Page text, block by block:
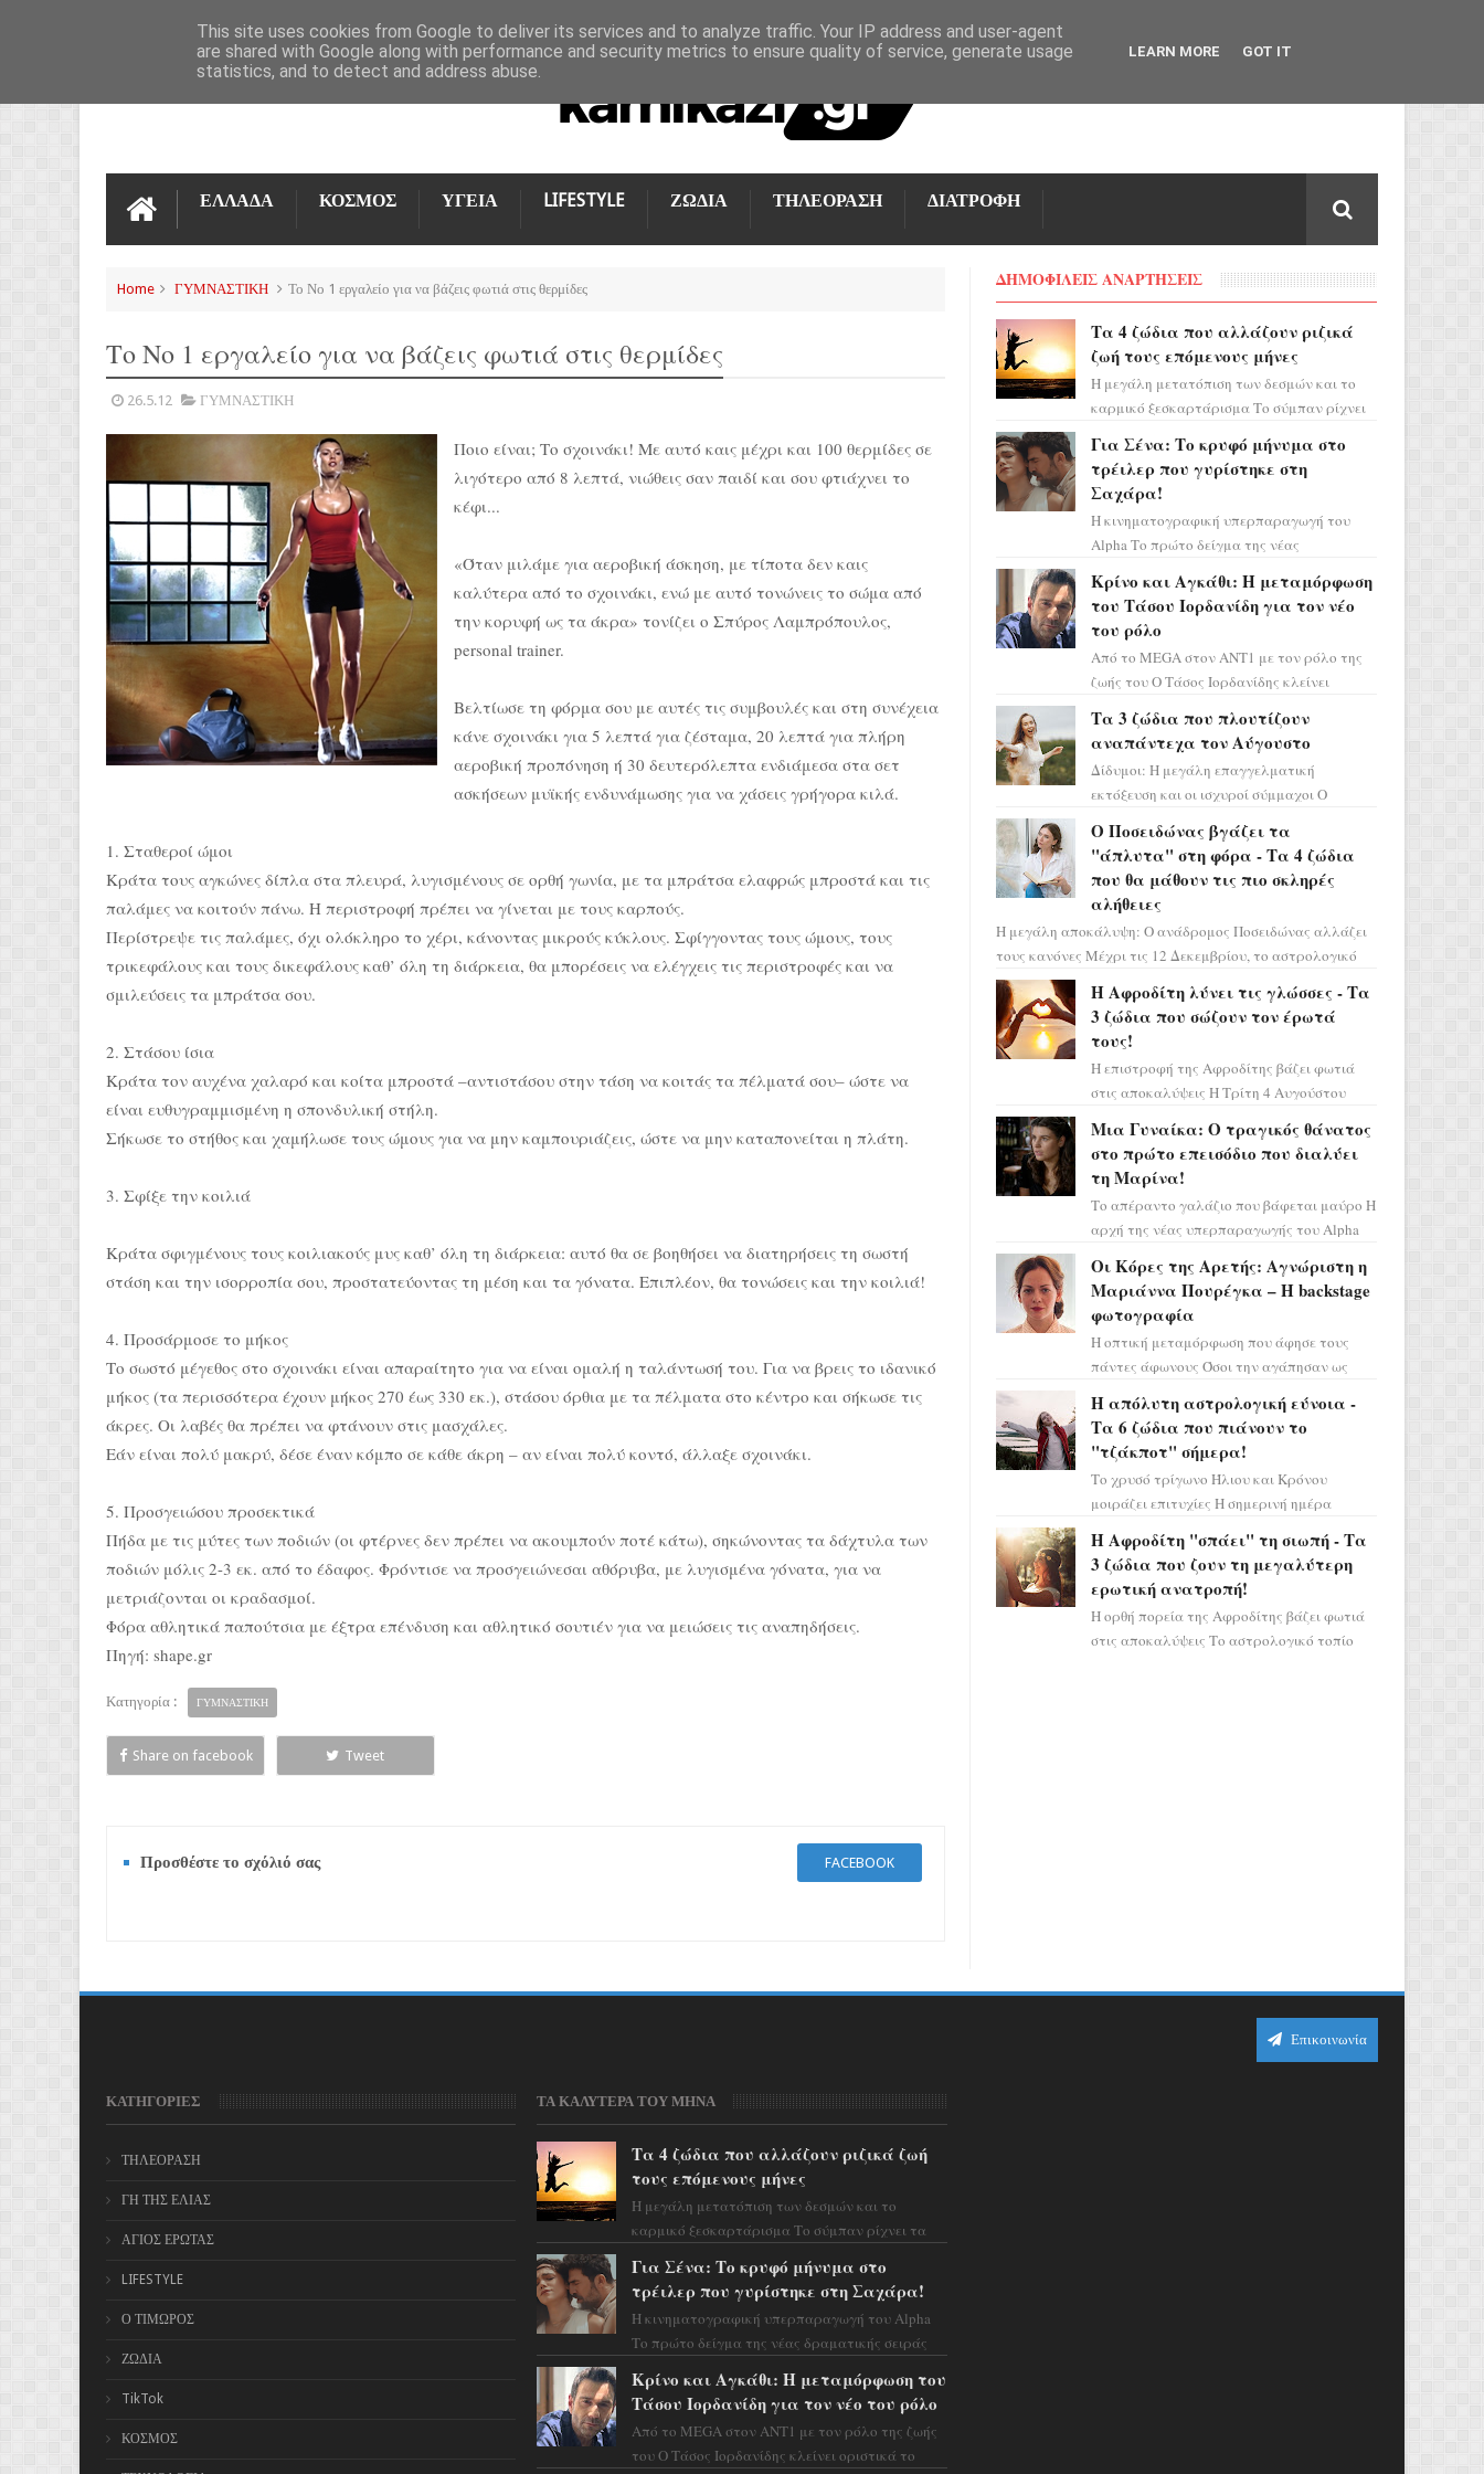
ΕΠΙΚΟΙΝΩΝΊΑ
ΕΛΛΑΔΑ ΚΟΣΜΟΣ ΥΓΕΙΑ LIFESTYLE ΖΩΔΙΑ ΤΗΛΕΟΡΑΣΗ ΔΙΑΤΡΟΦΗ
Home ΓΥΜΝΑΣΤΙΚΗ Το Νο 1 εργαλείο για να βάζεις φωτιά στις θερμίδες
Το Νο 1 εργαλείο για να βάζεις φωτιά στις θερμίδες
26.5.12 ΓΥΜΝΑΣΤΙΚΗ
Ποιο είναι; Το σχοινάκι! Με αυτό καις μέχρι και 100 θερμίδες σε
λιγότερο από 8 λεπτά, νιώθεις σαν παιδί και σου φτιάχνει το
κέφι...
«Όταν μιλάμε για αεροβική άσκηση, με τίποτα δεν καις
καλύτερα από το σχοινάκι, ενώ με αυτό τονώνεις το σώμα από
την κορυφή ως τα άκρα» τονίζει ο Σπύρος Λαμπρόπουλος,
personal trainer.
Βελτίωσε τη φόρμα σου με αυτές τις συμβουλές και στη συνέχεια
κάνε σχοινάκι για 5 λεπτά για ζέσταμα, 20 λεπτά για πλήρη
αεροβική προπόνηση ή 30 δευτερόλεπτα ενδιάμεσα στα σετ
ασκήσεων μυϊκής ενδυνάμωσης για να χάσεις γρήγορα κιλά.
1. Σταθεροί ώμοι
Κράτα τους αγκώνες δίπλα στα πλευρά, λυγισμένους σε ορθή γωνία, με τα μπράτσα ελαφρώς μπροστά και τις
παλάμες να κοιτούν πάνω. Η περιστροφή πρέπει να γίνεται με τους καρπούς.
Περίστρεψε τις παλάμες, όχι ολόκληρο το χέρι, κάνοντας μικρούς κύκλους. Σφίγγοντας τους ώμους, τους
τρικεφάλους και τους δικεφάλους καθ’ όλη τη διάρκεια, θα μπορέσεις να ελέγχεις τις περιστροφές και να
σμιλεύσεις τα μπράτσα σου.
2. Στάσου ίσια
Κράτα τον αυχένα χαλαρό και κοίτα μπροστά –αντιστάσου στην τάση να κοιτάς τα πέλματά σου– ώστε να
είναι ευθυγραμμισμένη η σπονδυλική στήλη.
Σήκωσε το στήθος και χαμήλωσε τους ώμους για να μην καμπουριάζεις, ώστε να μην καταπονείται η πλάτη.
3. Σφίξε την κοιλιά
Κράτα σφιγμένους τους κοιλιακούς μυς καθ’ όλη τη διάρκεια: αυτό θα σε βοηθήσει να διατηρήσεις τη σωστή
στάση και την ισορροπία σου, προστατεύοντας τη μέση και τα γόνατα. Επιπλέον, θα τονώσεις και την κοιλιά!
4. Προσάρμοσε το μήκος
Το σωστό μέγεθος στο σχοινάκι είναι απαραίτητο για να είναι ομαλή η ταλάντωσή του. Για να βρεις το ιδανικό
μήκος (τα περισσότερα έχουν μήκος 270 έως 330 εκ.), στάσου όρθια με τα πέλματα στο κέντρο και σήκωσε τις
άκρες. Οι λαβές θα πρέπει να φτάνουν στις μασχάλες.
Εάν είναι πολύ μακρύ, δέσε έναν κόμπο σε κάθε άκρη – αν είναι πολύ κοντό, άλλαξε σχοινάκι.
5. Προσγειώσου προσεκτικά
Πήδα με τις μύτες των ποδιών (οι φτέρνες δεν πρέπει να ακουμπούν ποτέ κάτω), σηκώνοντας τα δάχτυλα των
ποδιών μόλις 2-3 εκ. από το έδαφος. Φρόντισε να προσγειώνεσαι αθόρυβα, με λυγισμένα γόνατα, για να
μετριάζονται οι κραδασμοί.
Φόρα αθλητικά παπούτσια με έξτρα επένδυση και αθλητικό σουτιέν για να μειώσεις τις αναπηδήσεις.
Πηγή: shape.gr
Κατηγορία : ΓΥΜΝΑΣΤΙΚΗ
Share on facebook Tweet
Προσθέστε το σχόλιό σας FACEBOOK
ΔΗΜΟΦΙΛΕΙΣ ΑΝΑΡΤΗΣΕΙΣ
Τα 4 ζώδια που αλλάζουν ριζικά
ζωή τους επόμενους μήνες
Η μεγάλη μετατόπιση των δεσμών και το
καρμικό ξεσκαρτάρισμα Το σύμπαν ρίχνει
προειδοποιεί: οι σελην...
Για Σένα: Το κρυφό μήνυμα στο
τρέιλερ που γυρίστηκε στη
Σαχάρα!
Η κινηματογραφική υπερπαραγωγή του
Alpha Το πρώτο δείγμα της νέας
η αισθητική του ξεπερνά κάθε π...
Κρίνο και Αγκάθι: Η μεταμόρφωση
του Τάσου Ιορδανίδη για τον νέο
του ρόλο
Από το MEGA στον ΑΝΤ1 με τον ρόλο της
ζωής του Ο Τάσος Ιορδανίδης κλείνει
επιτυχίας «Μια Νύχτα Μόνο» ...
Τα 3 ζώδια που πλουτίζουν
αναπάντεχα τον Αύγουστο
Δίδυμοι: Η μεγάλη επαγγελματική
εκτόξευση και οι ισχυροί σύμμαχοι Ο
να ανατρέψει τα πάντα γύρω α...
Ο Ποσειδώνας βγάζει τα
"άπλυτα" στη φόρα - Τα 4 ζώδια
που θα μάθουν τις πιο σκληρές
αλήθειες
Η μεγάλη αποκάλυψη: Ο ανάδρομος Ποσειδώνας αλλάζει
τους κανόνες Μέχρι τις 12 Δεκεμβρίου, το αστρολογικό
σκηνικό θυμίζει ταινία μυστηρίου ...
Η Αφροδίτη λύνει τις γλώσσες - Τα
3 ζώδια που σώζουν τον έρωτά
τους!
Η επιστροφή της Αφροδίτης βάζει φωτιά
στις αποκαλύψεις Η Τρίτη 4 Αυγούστου
ορόσημο, καθώς η Αφροδίτη πρ...
Μια Γυναίκα: Ο τραγικός θάνατος
στο πρώτο επεισόδιο που διαλύει
τη Μαρίνα!
Το απέραντο γαλάζιο που βάφεται μαύρο Η
αρχή της νέας υπερπαραγωγής του Alpha
πλημμυρισμένο από...
Οι Κόρες της Αρετής: Αγνώριστη η
Μαριάννα Πουρέγκα – H backstage
φωτογραφία
Η οπτική μεταμόρφωση που άφησε τους
πάντες άφωνους Όσοι την αγάπησαν ως
πρέπει τώρα να προετοιμαστο...
Η απόλυτη αστρολογική εύνοια -
Τα 6 ζώδια που πιάνουν το
"τζάκποτ" σήμερα!
Το χρυσό τρίγωνο Ήλιου και Κρόνου
μοιράζει επιτυχίες Η σημερινή ημέρα
αποδεικνύοντας πως η πραγματική
επιτυχί...
Η Αφροδίτη "σπάει" τη σιωπή - Τα
3 ζώδια που ζουν τη μεγαλύτερη
ερωτική ανατροπή!
Η ορθή πορεία της Αφροδίτης βάζει φωτιά
στις αποκαλύψεις Το αστρολογικό τοπίο
Επικοινωνία
ΚΑΤΗΓΟΡΙΕΣ
ΤΗΛΕΟΡΑΣΗ
ΓΗ ΤΗΣ ΕΛΙΑΣ
ΑΓΙΟΣ ΕΡΩΤΑΣ
LIFESTYLE
Ο ΤΙΜΩΡΟΣ
ΖΩΔΙΑ
TikTok
ΚΟΣΜΟΣ
ΤΑ ΚΑΛΥΤΕΡΑ ΤΟΥ ΜΗΝΑ
Τα 4 ζώδια που αλλάζουν ριζικά ζωή
τους επόμενους μήνες
Η μεγάλη μετατόπιση των δεσμών και το
καρμικό ξεσκαρτάρισμα Το σύμπαν ρίχνει τα
προειδοποιεί: οι σελην...
Για Σένα: Το κρυφό μήνυμα στο
τρέιλερ που γυρίστηκε στη Σαχάρα!
Η κινηματογραφική υπερπαραγωγή του Alpha
Το πρώτο δείγμα της νέας δραματικής σειράς
κάθε π...
Κρίνο και Αγκάθι: Η μεταμόρφωση του
Τάσου Ιορδανίδη για τον νέο του ρόλο
Από το MEGA στον ΑΝΤ1 με τον ρόλο της ζωής
του Ο Τάσος Ιορδανίδης κλείνει οριστικά το
This site uses cookies from Google to deliver its services and to analyze traffic. Your IP address and user-agent
are shared with Google along with performance and security metrics to ensure quality of service, generate usage
statistics, and to detect and address abuse.
LEARN MORE GOT IT